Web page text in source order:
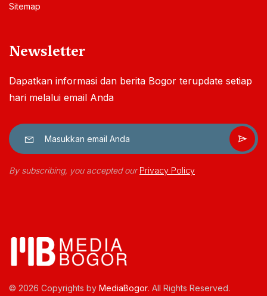
Sitemap
Newsletter
Dapatkan informasi dan berita Bogor terupdate setiap
hari melalui email Anda
By subscribing, you accepted ourPrivacy Policy
© 2026 Copyrights by MediaBogor. All Rights Reserved.